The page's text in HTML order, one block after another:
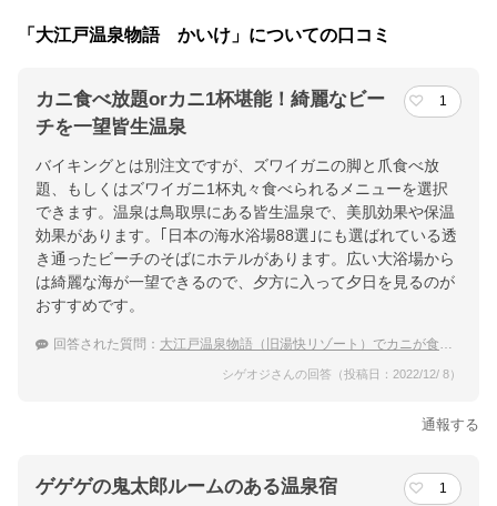
チェックアウ
11:00
交通アクセス
提供：楽天トラベル
楽天トラベルで
ホテル詳細を詳しく見る
「大江戸温泉物語 かいけ」についての口コミ
カニ食べ放題orカニ1杯堪能！綺麗なビー
チを一望皆生温泉
1
バイキングとは別注文ですが、ズワイガニの脚と爪食べ放
題、もしくはズワイガニ1杯丸々食べられるメニューを選択
できます。温泉は鳥取県にある皆生温泉で、美肌効果や保温
効果があります。｢日本の海水浴場88選｣にも選ばれている透
き通ったビーチのそばにホテルがあります。広い大浴場から
は綺麗な海が一望できるので、夕方に入って夕日を見るのが
おすすめです。
回答された質問： 大江戸温泉物語（旧湯快リゾート）でカニが食べられる人気の宿
シゲオジさんの回答（投稿日：2022/12/ 8）
通報する
ゲゲゲの鬼太郎ルームのある温泉宿 1